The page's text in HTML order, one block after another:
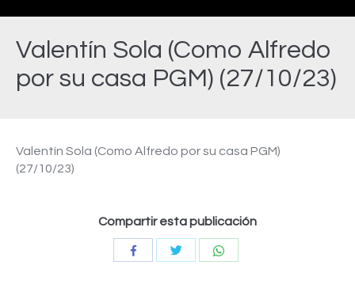
Valentín Sola (Como Alfredo
por su casa PGM) (27/10/23)
Valentín Sola (Como Alfredo por su casa PGM)
(27/10/23)
Compartir esta publicación
CompartirCompartir